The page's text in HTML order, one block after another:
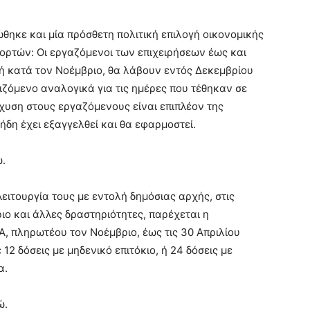
και μία πρόσθετη πολιτική επιλογή οικονομικής
Οι εργαζόμενοι των επιχειρήσεων έως και
κατά τον Νοέμβριο, θα λάβουν εντός Δεκεμβρίου
αναλογικά για τις ημέρες που τέθηκαν σε
στους εργαζόμενους είναι επιπλέον της
έχει εξαγγελθεί και θα εφαρμοστεί.
τους με εντολή δημόσιας αρχής, στις
και άλλες δραστηριότητες, παρέχεται η
τον Νοέμβριο, έως τις 30 Απριλίου
δόσεις με μηδενικό επιτόκιο, ή 24 δόσεις με